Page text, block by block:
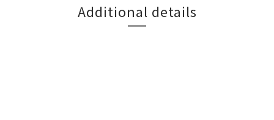
Additional details